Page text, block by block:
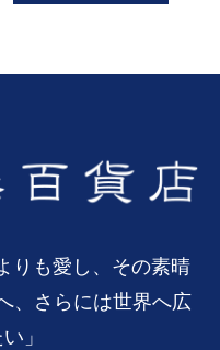
りも愛し、その素晴
、さらには世界へ広
」